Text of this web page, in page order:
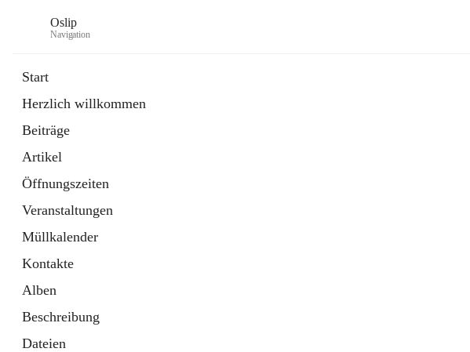
Oslip
Navigation
Start
Herzlich willkommen
Beiträge
Artikel
Öffnungszeiten
Veranstaltungen
Müllkalender
Kontakte
Alben
Beschreibung
Dateien